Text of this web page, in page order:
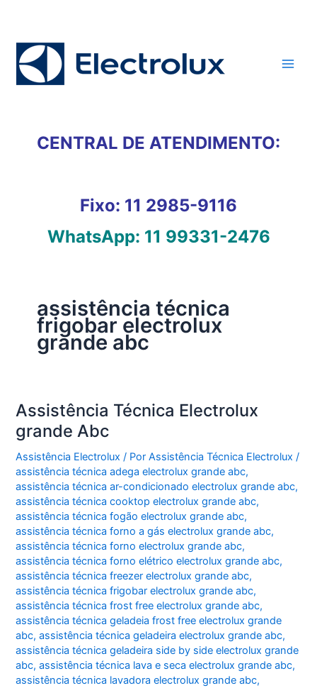
conteúdo
CENTRAL DE ATENDIMENTO:
Fixo: 11 2985-9116
WhatsApp: 11 99331-2476
assistência técnica
frigobar electrolux
grande abc
Assistência Técnica Electrolux
grande Abc
Assistência Electrolux / PorAssistência Técnica Electrolux/
assistência técnica adega electrolux grande abc,
assistência técnica ar-condicionado electrolux grande abc,
assistência técnica cooktop electrolux grande abc,
assistência técnica fogão electrolux grande abc,
assistência técnica forno a gás electrolux grande abc,
assistência técnica forno electrolux grande abc,
assistência técnica forno elétrico electrolux grande abc,
assistência técnica freezer electrolux grande abc,
assistência técnica frigobar electrolux grande abc,
assistência técnica frost free electrolux grande abc,
assistência técnica geladeia frost free electrolux grande
abc,assistência técnica geladeira electrolux grande abc,
assistência técnica geladeira side by side electrolux grande
abc,assistência técnica lava e seca electrolux grande abc,
assistência técnica lavadora electrolux grande abc,